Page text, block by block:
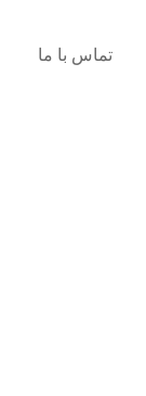
تماس با ما